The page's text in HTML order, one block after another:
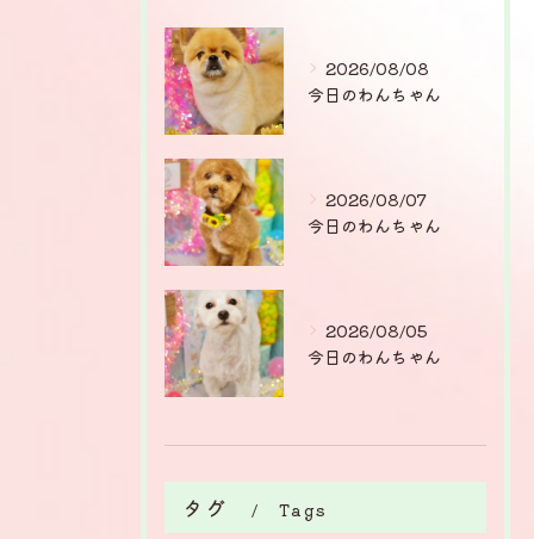
2026/08/08
今日のわんちゃん
2026/08/07
今日のわんちゃん
2026/08/05
今日のわんちゃん
タグ Tags